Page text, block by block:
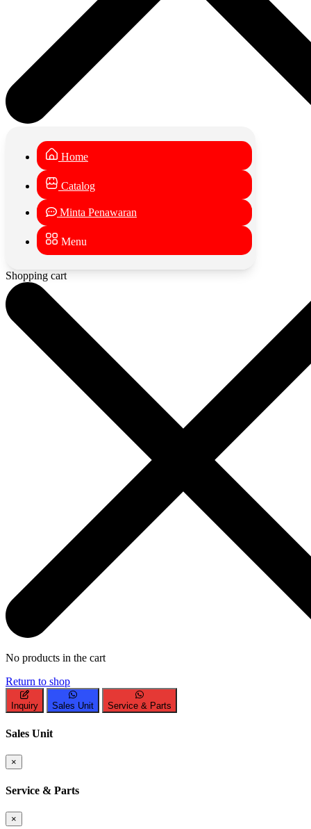
Home
Catalog
Minta Penawaran
Menu
Shopping cart
No products in the cart
Return to shop
Inquiry Sales Unit Service & Parts
Sales Unit
×
Service & Parts
×